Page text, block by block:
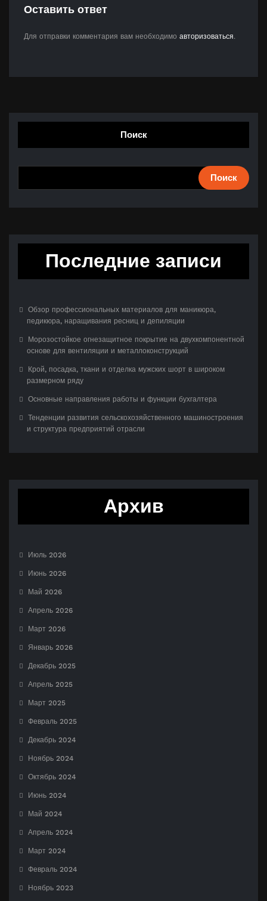
Оставить ответ
Для отправки комментария вам необходимо авторизоваться.
Поиск
Поиск
Последние записи
Обзор профессиональных материалов для маникюра,
педикюра, наращивания ресниц и депиляции
Морозостойкое огнезащитное покрытие на двухкомпонентной
основе для вентиляции и металлоконструкций
Крой, посадка, ткани и отделка мужских шорт в широком
размерном ряду
Основные направления работы и функции бухгалтера
Тенденции развития сельскохозяйственного машиностроения
и структура предприятий отрасли
Архив
Июль 2026
Июнь 2026
Май 2026
Апрель 2026
Март 2026
Январь 2026
Декабрь 2025
Апрель 2025
Март 2025
Февраль 2025
Декабрь 2024
Ноябрь 2024
Октябрь 2024
Июнь 2024
Май 2024
Апрель 2024
Март 2024
Февраль 2024
Ноябрь 2023